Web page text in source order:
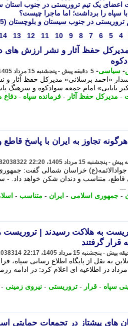
اعضای یک تیم تروریستی در جنوب استان
با سپاه را برداشت؛ اما ماجرا چیست؟
در جنوب سیستان و بلوچستان (15 مرداد 1405)
4
5
6
7
8
9
10
11
12
13
14
مدیرکل حفظ آثار و نشر ارزش
- سیاسی- 5 دقیقه پیش - پنجشنبه 15 مرداد 1405، 23:00
«احمد برسلانی» مدیرکل حفظ آثار و
بابایی» امام جمعه سوادکوه و سرهنگ
- مدیرکل حفظ آثار - فرمانده سپاه -
تجاوز به ایران با پاسخ
خراسان شمالی گفت: جمهوری
قاطع، متناسب و دندان شکن خواهد داد. -
- جمهوری اسلامی - ایران - متناسب -
به هلاکت رسیدند | تروریست
گرفتند
به نقل از پایگاه اطلاع رسانی سپاه،
سپاه روز پنجشنبه 15 مرداد در اطلاعیه ای اعلام کرد:
سپاه - قرار - تروریستی - نیروی زمینی -
های پیشتاز در تجمعات حمایتی